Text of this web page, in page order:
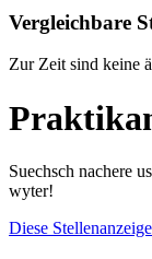
Vergleichbare
Zur Zeit sind keine
Suechsch nachere
wyter!
Diese